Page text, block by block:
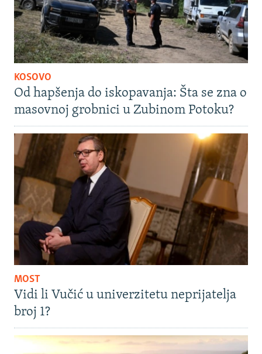
KOSOVO
Od hapšenja do iskopavanja: Šta se zna o
masovnoj grobnici u Zubinom Potoku?
MOST
Vidi li Vučić u univerzitetu neprijatelja
broj 1?